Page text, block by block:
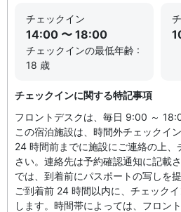
チェックイン
14:00 〜 18:00
チェックインの最低年齢 :
18 歳
チェックインに関する特記事項
フロントデスクは、毎日 9:00 ～
この宿泊施設は、時間外チェックイ
24 時間前までに施設にご連絡の上
さい。連絡先は予約確認通知に記載
では、到着前にパスポートの写しを
ご到着前 24 時間以内に、チェック
します。時間帯によっては、フロン